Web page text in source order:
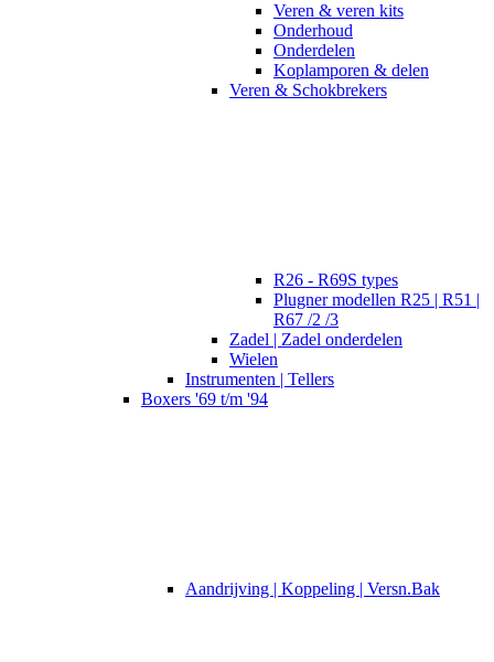
Veren & veren kits
Onderhoud
Onderdelen
Koplamporen & delen
Veren & Schokbrekers
R26 - R69S types
Plugner modellen R25 | R51 |
R67 /2 /3
Zadel | Zadel onderdelen
Wielen
Instrumenten | Tellers
Boxers '69 t/m '94
Aandrijving | Koppeling | Versn.Bak